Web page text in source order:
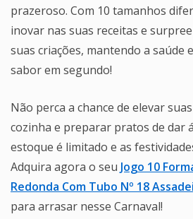
prazeroso. Com 10 tamanhos
inovar nas suas receitas e
suas criações, mantendo a saúde
sabor em segundo!
Não perca a chance de elevar
cozinha e preparar pratos de dar
estoque é limitado e as
Adquira agora o seu Jogo 10
Redonda Com Tubo Nº 18
para arrasar nesse Carnaval!